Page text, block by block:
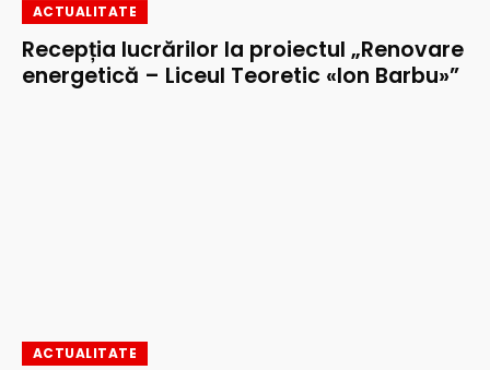
ACTUALITATE
Recepția lucrărilor la proiectul „Renovare
energetică – Liceul Teoretic «Ion Barbu»”
ACTUALITATE